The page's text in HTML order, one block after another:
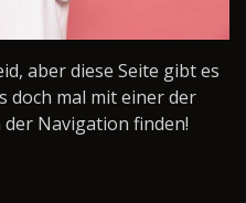
aber diese Seite gibt es
doch mal mit einer der
Navigation finden!